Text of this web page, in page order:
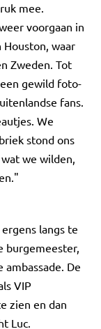
mee.
voorgaan in
Houston, waar
Zweden. Tot
gewild foto-
fans.
We
stond ons
we wilden,
langs te
burgemeester,
De
VIP
zien en dan
Luc.